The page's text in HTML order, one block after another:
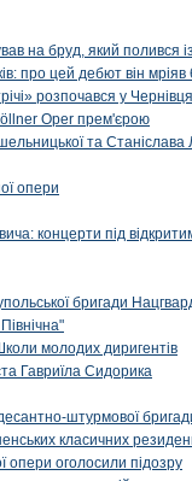
на бруд, який
про цей дебют він мріяв
розпочався у
Oper прем'єрою
та
опери
концерти під
бригади
молодих диригентів
Гавриїла Сидорика
штурмової
класичних
опери оголосили підозру